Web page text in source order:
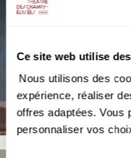
Ce site web utilise
Nous utilisons des
expérience, réaliser
offres adaptées. Vous
personnaliser vos
OPERA | EXTRAIT
Vivaldi